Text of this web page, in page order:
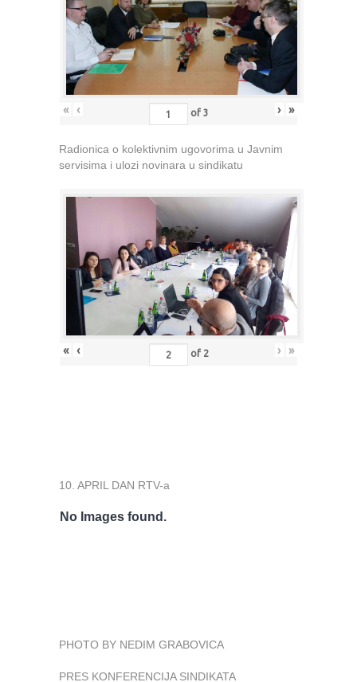
« ‹ of 3 › »
Radionica o kolektivnim ugovorima u Javnim
servisima i ulozi novinara u sindikatu
« ‹ of 2 › »
10. APRIL DAN RTV-a
No Images found.
PHOTO BY NEDIM GRABOVICA
PRES KONFERENCIJA SINDIKATA